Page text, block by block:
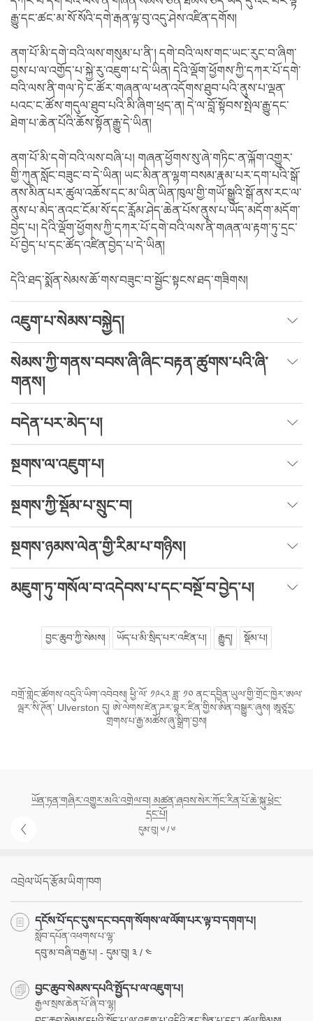
རྒྱུ་དང་ཚང་མ་སོ་སོའི་དགེ་རྒན་ལྟ་བུ་འདུ་ཤེས་འཛིན་དགོས།
ནག་པོ་མི་དགེ་བའི་ལས་གསུམ་པ་ནི་། དགེ་བའི་ལས་གང་ཡང་རུང་བ་ཞིག་
བྱས་པ་ལ་འགྱོད་པ་སྐྱེ་རུ་འཇུག་པ་དེ་ཡིན། དེའི་ལྡོག་ཕྱོགས་ཀྱི་དཀར་པོ་དགེ་
བའི་ལས་ནི་གལ་ཏེ་ང་ཚོར་གཞན་ལ་ཕན་འདོགས་ཐུབ་པའི་ནུས་པ་ལྡན་
པའང་ང་ཚོས་གདུལ་ཐུབ་པའི་མི་ཞིག་ཕྲད་ན། དེ་ལ་བློ་སྟོབས་སྤེལ་རྒྱུ་དང་
ཐེག་པ་ཆེན་པོའི་ཆོས་སྟོན་རྒྱུ་དེ་ཡིན།
ནག་པོ་མི་དགེ་བའི་ལས་བཞི་པ། གཞན་ཕྱོགས་སུ་ཞེ་གཏིང་ན་ལྐོག་འགྱུར་
གྱི་ཀུན་སློང་བཟུང་བ་དེ་ཡིན། ཡང་མིན་ན་ལྷག་བསམ་རྣམ་པར་དག་པའི་སྒོ་
ནས་མིན་པར་ཚུལ་འཆོས་དང་མ་ཡིན་ཡིན་ཁུལ་གྱི་གཡོ་སྒྱུའི་སྒོ་ནས་རང་ལ་
ནུས་པ་མེད་ནའང་ངོམ་སོ་དང་རློམ་ཤེད་ཆེན་པོས་ནུས་པ་ཡོད་མདོག་མདོག་
བྱེད་པ། དེའི་ལྡོག་ཕྱོགས་ཀྱི་དཀར་པོ་དགེ་བའི་ལས་ནི་གཞན་ལ་རྟག་ཏུ་དྲང་
པོ་བྱེད་པ་དང་ཚོད་འཛིན་བྱེད་པ་དེ་ཡིན།
དེའི་ཐད་སྨོན་སེམས་ཆོ་གས་བཟུང་བ་སྦྱོང་སྟངས་ཐད་གཟིགས།
འཇུག་པ་སེམས་བསྐྱེད།
སེམས་ཀྱི་གནས་བབས་ཞི་ཞིང་བརྟན་ཚུགས་པའི་ཞི་
གནས།
བདེན་པར་མེད་པ།
སྔགས་ལ་འཇུག་པ།
སྔགས་ཀྱི་སྡོམ་པ་སྲུང་བ།
སྔགས་ཉམས་ལེན་གྱི་རིམ་པ་གཉིས།
མཇུག་ཏུ་གསོལ་བ་འདེབས་པ་དང་བསྔོ་བ་བྱེད་པ།
བྱང་ཆུབ་ཀྱི་སེམས། ཡོད་པ་མི་སྲིད་པར་འཛིན་པ། རྒྱུད། སྡོམ་པ།
བགྲོ་གླེང་ཚོགས་འདུའི་ཡིག་འབེབས། ཕྱི་ལོ་ ༡༩༨༢ ཟླ་ ༡༠ ནང་དབྱིན་ཡུལ་གྱི་གྲོང་ཁྱེར་ཨལ་
ལྦར་སི་ཊོན་ Ulverston དུ། ཨེ་ལེགས་ཛེན་ཌར་བྷར་ཛིན་གྱིས་ཨིན་བསྒྱུར་ཞུས། ཨཱཙཱརྱ་
གྲགས་པ་རྒྱ་མཚོས་ཞུ་སྒྲིག་བྱས།
ཡོན་ཏན་གཞིར་འགྱུར་མའི་འགྲེལ་བ། མཚན་ཞབས་སེར་ཀོང་རིན་པོ་ཆེ་སྐུ་ཕྲེང་
དང་པོ།
དུམ་བུ། ༦ / ༦
འབྲེལ་ཡོད་རྩོམ་ཡིག་ཁག
དངོས་པོ་དང་དུས་དང་བདག་སོགས་ལ་ལོག་པར་ལྟ་བ་དགག་པ།
སློབ་དཔོན་འཕགས་པ་ལྷ་
དབུ་མ་བཞི་བརྒྱ་པ། - དུམ་བུ། ༣ / ༤
བྱང་ཆུབ་སེམས་དཔའི་སྤྱོད་པ་ལ་འཇུག་པ།
རྒྱལ་སྲས་ཆེན་པོ་ཞི་བ་ལྷ།